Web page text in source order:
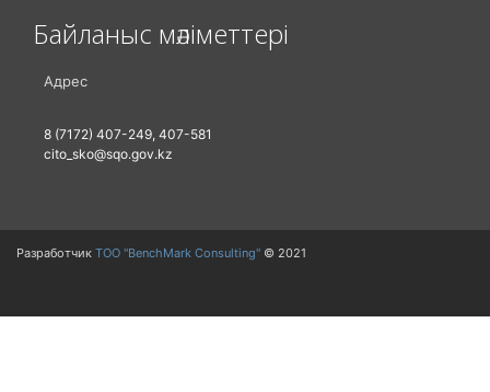
Байланыс мәліметтері
Адрес
8 (7172) 407-249, 407-581
cito_sko@sqo.gov.kz
Разработчик ТОО "BenchMark Consulting" © 2021